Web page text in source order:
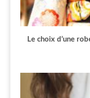
Le choix d’une